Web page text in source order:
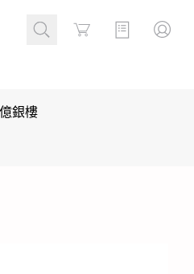
Cart
銀樓